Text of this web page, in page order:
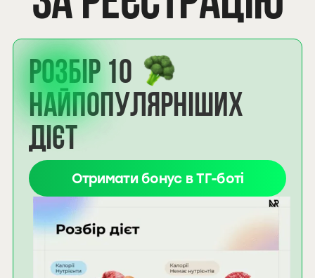
Розбір 10
найпопулярніших
дієт
Отримати бонус в ТГ-боті